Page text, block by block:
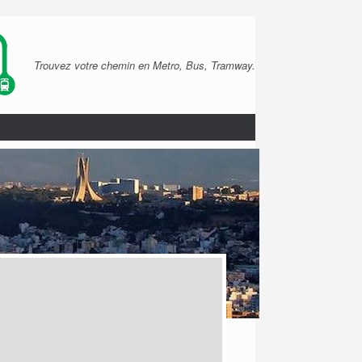
Trouvez votre chemin en Metro, Bus, Tramway.